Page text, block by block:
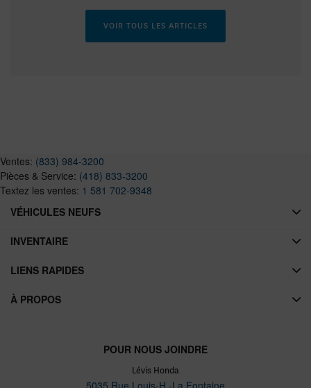
VOIR TOUS LES ARTICLES
Ventes: (833) 984-3200
Pièces & Service: (418) 833-3200
Textez les ventes: 1 581 702-9348
POUR NOUS JOINDRE
Lévis Honda
5035 Rue Louis-H.-La Fontaine
VÉHICULES NEUFS
INVENTAIRE
LIENS RAPIDES
À PROPOS